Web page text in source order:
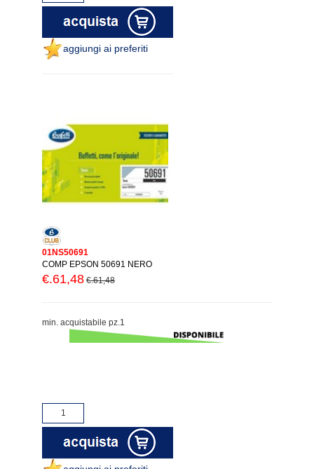
aggiungi ai preferiti
01NS50691
COMP EPSON 50691 NERO
€.61,48 €.61,48
min. acquistabile pz.1